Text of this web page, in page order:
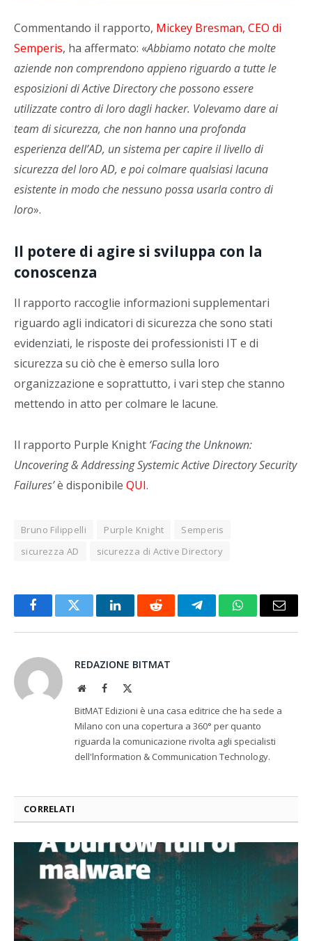
Commentando il rapporto, Mickey Bresman, CEO di
Semperis, ha affermato: «Abbiamo notato che molte
aziende non comprendono appieno riguardo a tutte le
esposizioni di Active Directory che possono essere
utilizzate contro di loro dagli hacker. Volevamo dare ai
team di sicurezza, che non hanno una profonda
esperienza dell’AD, un sistema per capire il livello di
sicurezza del loro AD, e poi colmare qualsiasi lacuna
esistente in modo che nessuno possa usarla contro di
loro».
Il potere di agire si sviluppa con la
conoscenza
Il rapporto raccoglie informazioni supplementari
riguardo agli indicatori di sicurezza che sono stati
evidenziati, le risposte dei professionisti IT e di
sicurezza su ciò che è emerso sulla loro
organizzazione e soprattutto, i vari step che stanno
mettendo in atto per colmare le lacune.
Il rapporto Purple Knight ‘Facing the Unknown:
Uncovering & Addressing Systemic Active Directory Security
Failures’è disponibile QUI.
Bruno Filippelli Purple Knight
Semperis
sicurezza AD
sicurezza di Active Directory
FacebookTwitter LinkedInReddit TelegramWhatsAppEmail
REDAZIONE BITMAT
WebsiteFacebook
BitMAT Edizioni è una casa editrice che ha sede a
Milano con una copertura a 360° per quanto
riguarda la comunicazione rivolta agli specialisti
dell'lnformation & Communication Technology.
CORRELATI